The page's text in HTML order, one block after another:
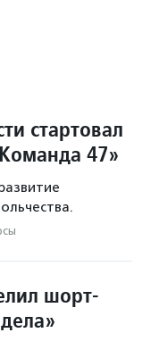
стартовал
47»
шорт-